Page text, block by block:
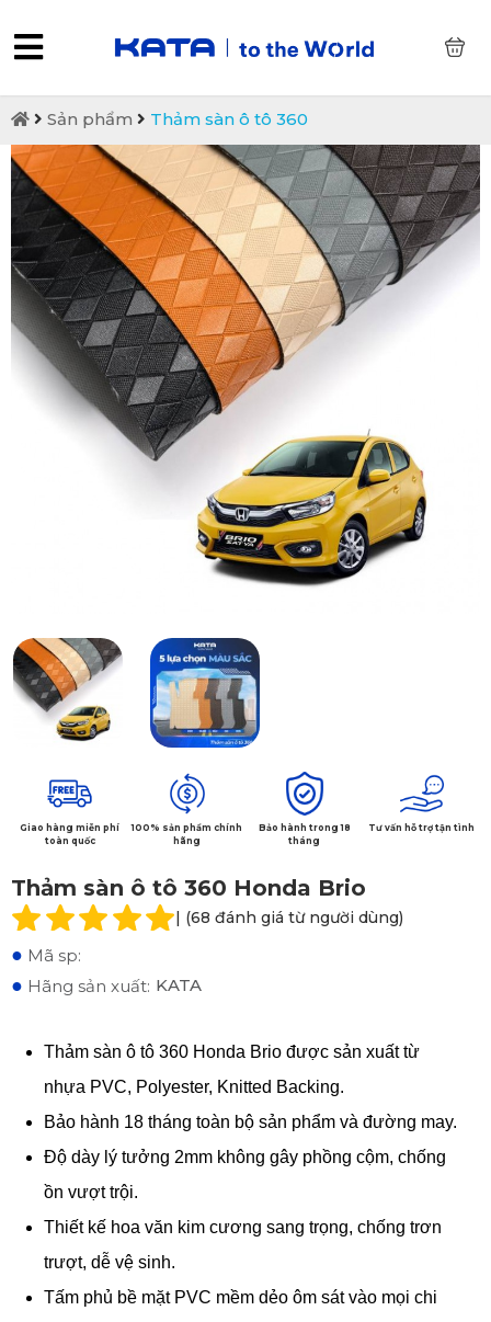
Sản phẩm Thảm sàn ô tô 360
Giao hàng miễn phí
toàn quốc
100% sản phẩm chính
hãng
Bảo hành trong 18
tháng
Tư vấn hỗ trợ tận tình
Thảm sàn ô tô 360 Honda Brio
| (68 đánh giá từ người dùng)
● Mã sp:
● Hãng sản xuất: KATA
Thảm sàn ô tô 360 Honda Brio được sản xuất từ
nhựa PVC, Polyester, Knitted Backing.
Bảo hành 18 tháng toàn bộ sản phẩm và đường may.
Độ dày lý tưởng 2mm không gây phồng cộm, chống
ồn vượt trội.
Thiết kế hoa văn kim cương sang trọng, chống trơn
trượt, dễ vệ sinh.
Tấm phủ bề mặt PVC mềm dẻo ôm sát vào mọi chi